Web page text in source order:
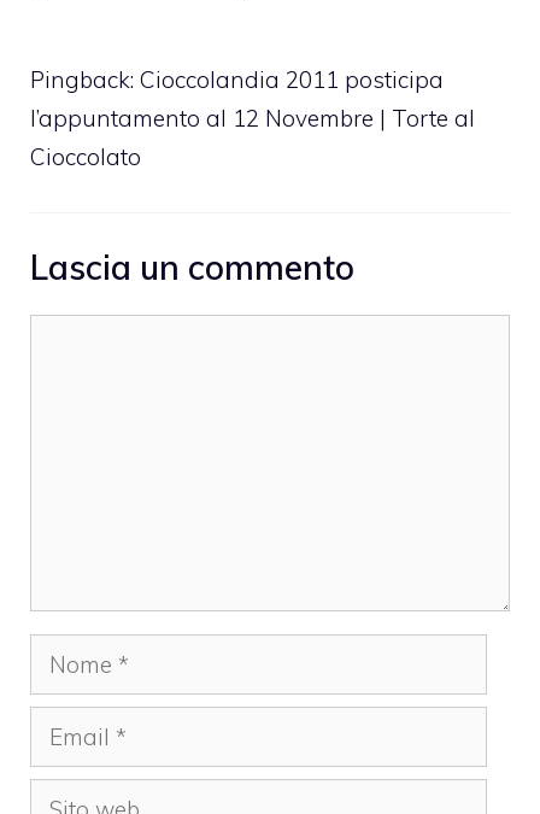
Pingback: Cioccolandia 2011 posticipa
l’appuntamento al 12 Novembre | Torte al
Cioccolato
Lascia un commento
Nome
Email
Sito